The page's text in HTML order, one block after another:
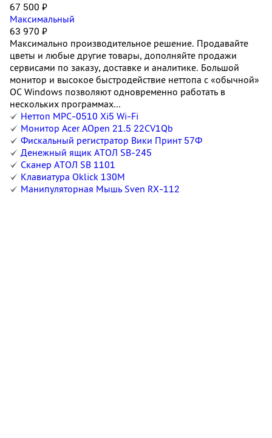
67 500 ₽
Максимальный
63 970 ₽
Максимально производительное решение. Продавайте
цветы и любые другие товары, дополняйте продажи
сервисами по заказу, доставке и аналитике. Большой
монитор и высокое быстродействие неттопа с «обычной»
ОС Windows позволяют одновременно работать в
нескольких программах...
Неттоп MPC-0510 Xi5 Wi-Fi
Монитор Acer AOpen 21.5 22CV1Qb
Фискальный регистратор Вики Принт 57Ф
Денежный ящик АТОЛ SB-245
Сканер АТОЛ SB 1101
Клавиатура Oklick 130M
Манипуляторная Мышь Sven RX-112